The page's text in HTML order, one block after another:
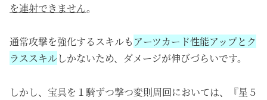
を連射できません。
通常攻撃を強化するスキルも アーツカード性能アップとク
ラススキルしかないため、ダメージが伸びづらいです。
しかし、宝具を１騎ずつ撃つ変則周回においては、『星５